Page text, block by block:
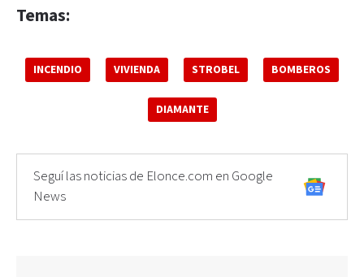
Temas:
INCENDIO VIVIENDA STROBEL BOMBEROS
DIAMANTE
Seguí las noticias de Elonce.com en Google
News